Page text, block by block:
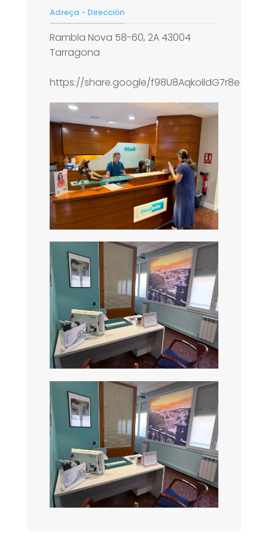
Adreça - Dirección
Rambla Nova 58-60, 2A 43004
Tarragona
https://share.google/f98U8AqkoIldG7r8e